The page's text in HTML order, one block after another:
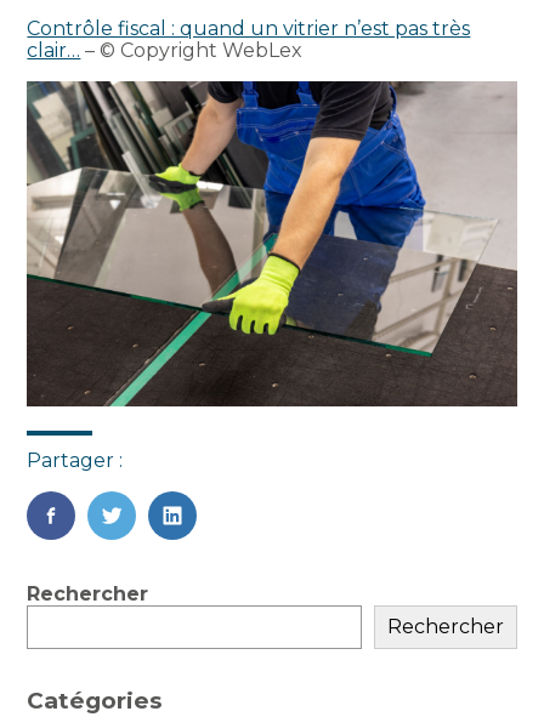
Contrôle fiscal : quand un vitrier n’est pas très
clair… – © Copyright WebLex
Partager :
FaceBook
TwitterLinkedIn
Blog
Rechercher
Rechercher
Catégories